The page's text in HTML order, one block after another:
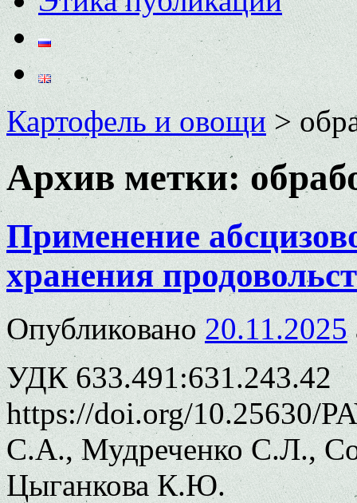
Картофель и овощи>
Архив метки:
Применение
хранения
Опубликовано 20.11.2025
УДК 633.491:631.243.42
https://doi.org/10.25630/
С.А., Мудреченко С.Л.,
Цыганкова К.Ю.